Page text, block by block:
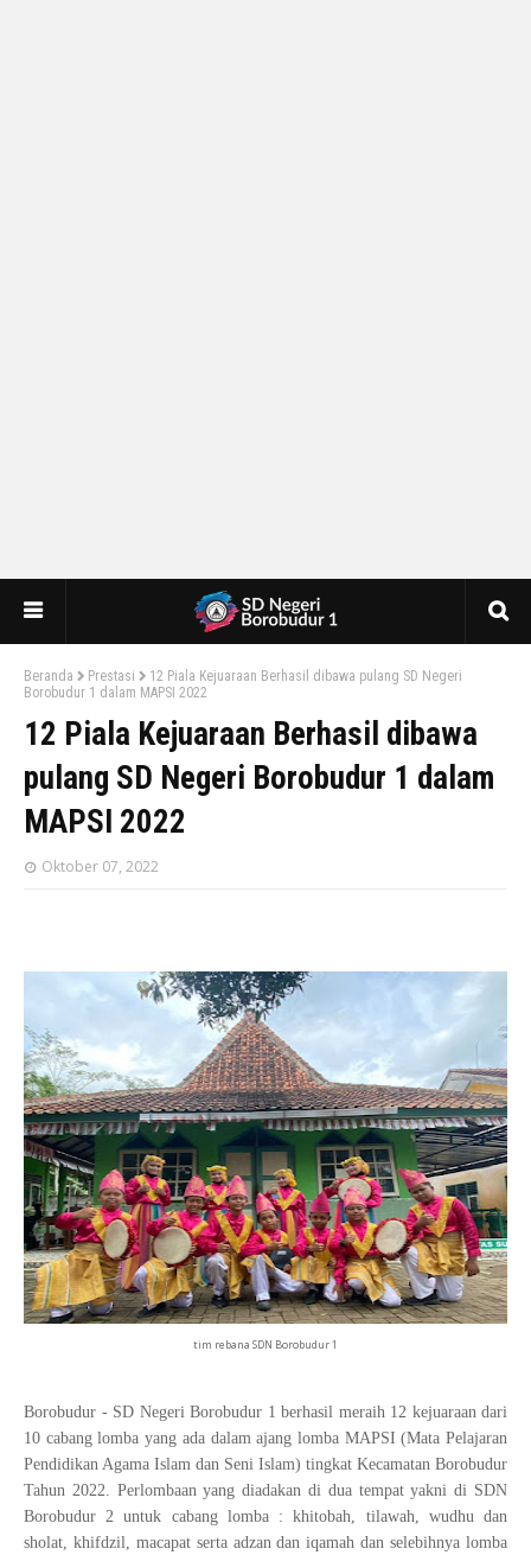
Beranda Prestasi
12 Piala Kejuaraan Berhasil dibawa pulang SD Negeri
Borobudur 1 dalam MAPSI 2022
12 Piala Kejuaraan Berhasil dibawa
pulang SD Negeri Borobudur 1 dalam
MAPSI 2022
Oktober 07, 2022
tim rebana SDN Borobudur 1
Borobudur - SD Negeri Borobudur 1 berhasil meraih 12 kejuaraan dari
10 cabang lomba yang ada dalam ajang lomba MAPSI (Mata Pelajaran
Pendidikan Agama Islam dan Seni Islam) tingkat Kecamatan Borobudur
Tahun 2022. Perlombaan yang diadakan di dua tempat yakni di SDN
Borobudur 2 untuk cabang lomba : khitobah, tilawah, wudhu dan
sholat, khifdzil, macapat serta adzan dan iqamah dan selebihnya lomba